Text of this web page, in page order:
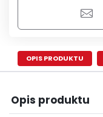
OPIS PRODUKTU
Opis produktu